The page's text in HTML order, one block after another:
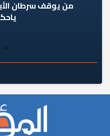
من يوقف سرطان